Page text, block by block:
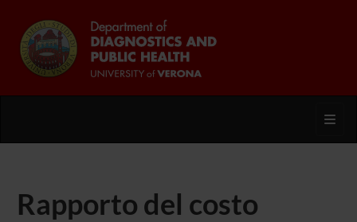
Rapporto del costo